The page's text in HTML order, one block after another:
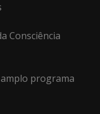
Consciência
programa